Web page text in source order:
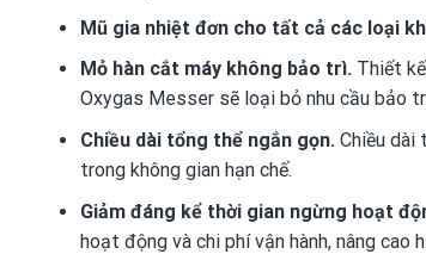
Mũ gia nhiệt đơn cho tất cả các loại
Mỏ hàn cắt máy không bảo trì.Thiết kế
Oxygas Messer sẽ loại bỏ nhu cầu bảo
Chiều dài tổng thể ngắn gọn.Chiều dài
trong không gian hạn chế.
Giảm đáng kể thời gian ngừng hoạt
hoạt động và chi phí vận hành, nâng cao